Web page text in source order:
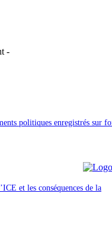
-
politiques enregistrés sur
et les conséquences de la